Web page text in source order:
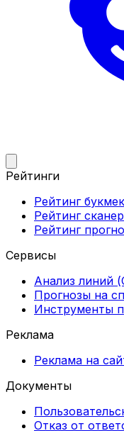
Рейтинги
Рейтинг
Рейтинг
Рейтинг
Сервисы
Анализ линий
Прогнозы на
Инструменты
Реклама
Реклама на
Документы
Отказ от